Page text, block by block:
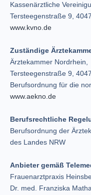
Kassenärztliche
Tersteegenstraße 9,
www.kvno.de
Zuständige
Ärztekammer Nordrhein,
Tersteegenstraße 9,
Berufsordnung für die
www.aekno.de
Berufsrechtliche
Berufsordnung der
des Landes NRW
Anbieter gemäß
Frauenarztpraxis
Dr. med. Franziska